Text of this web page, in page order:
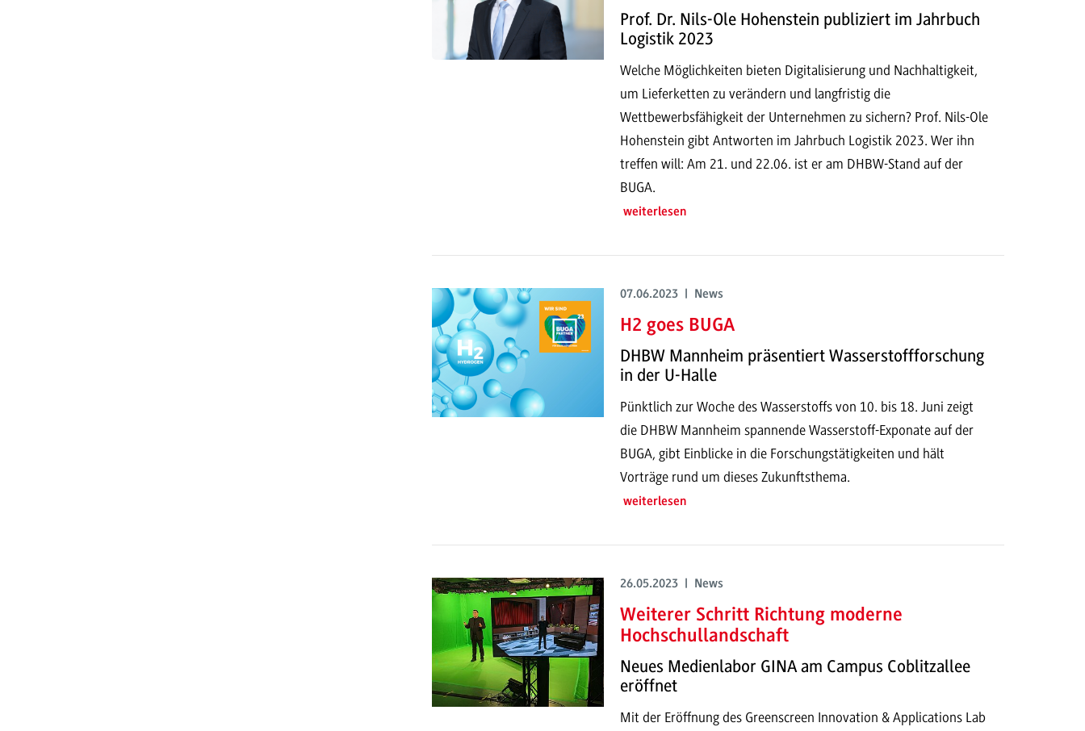
Prof. Dr. Nils-Ole Hohenstein publiziert im Jahrbuch
Logistik 2023
Welche Möglichkeiten bieten Digitalisierung und Nachhaltigkeit,
um Lieferketten zu verändern und langfristig die
Wettbewerbsfähigkeit der Unternehmen zu sichern? Prof. Nils-Ole
Hohenstein gibt Antworten im Jahrbuch Logistik 2023. Wer ihn
treffen will: Am 21. und 22.06. ist er am DHBW-Stand auf der
BUGA.
weiterlesen
07.06.2023 | News
H2 goes BUGA
DHBW Mannheim präsentiert Wasserstoffforschung
in der U-Halle
Pünktlich zur Woche des Wasserstoffs von 10. bis 18. Juni zeigt
die DHBW Mannheim spannende Wasserstoff-Exponate auf der
BUGA, gibt Einblicke in die Forschungstätigkeiten und hält
Vorträge rund um dieses Zukunftsthema.
weiterlesen
26.05.2023 | News
Weiterer Schritt Richtung moderne
Hochschullandschaft
Neues Medienlabor GINA am Campus Coblitzallee
eröffnet
Mit der Eröffnung des Greenscreen Innovation & Applications Lab